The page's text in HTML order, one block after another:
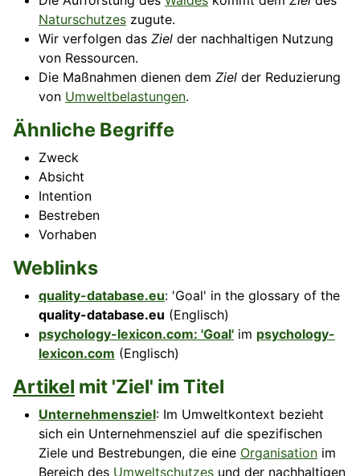
Naturschutzes zugute.
Wir verfolgen das Ziel der nachhaltigen Nutzung
von Ressourcen.
Die Maßnahmen dienen dem Ziel der Reduzierung
von Umweltbelastungen.
Ähnliche Begriffe
Zweck
Absicht
Intention
Bestreben
Vorhaben
Weblinks
quality-database.eu: 'Goal' in the glossary of the
quality-database.eu (Englisch)
psychology-lexicon.com: 'Goal' im psychology-
lexicon.com (Englisch)
Artikel mit 'Ziel' im Titel
Unternehmensziel: Im Umweltkontext bezieht
sich ein Unternehmensziel auf die spezifischen
Ziele und Bestrebungen, die eine Organisation im
Bereich des Umweltschutzes und der nachhaltigen